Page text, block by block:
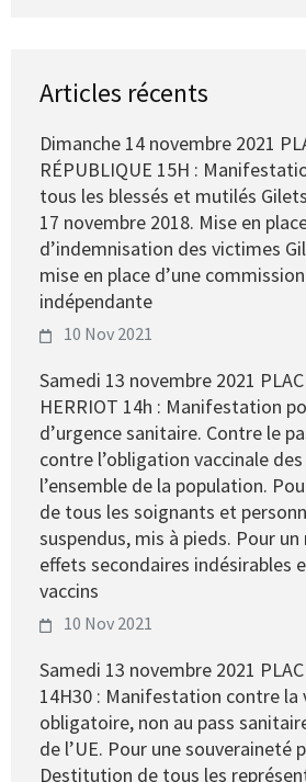
Articles récents
Dimanche 14 novembre 2021
RÉPUBLIQUE 15H :
tous les blessés et mutilés
17 novembre 2018. Mise en
d’indemnisation des victimes
mise en place d’une
indépendante
10 Nov 2021
Samedi 13 novembre 2021
HERRIOT 14h : Manifestation
d’urgence sanitaire. Contre le
contre l’obligation vaccinale
l’ensemble de la population.
de tous les soignants et
suspendus, mis à pieds. Pour
effets secondaires indésirables
vaccins
10 Nov 2021
Samedi 13 novembre 2021
14H30 : Manifestation contre la
obligatoire, non au pass
de l’UE. Pour une souveraineté
Destitution de tous les